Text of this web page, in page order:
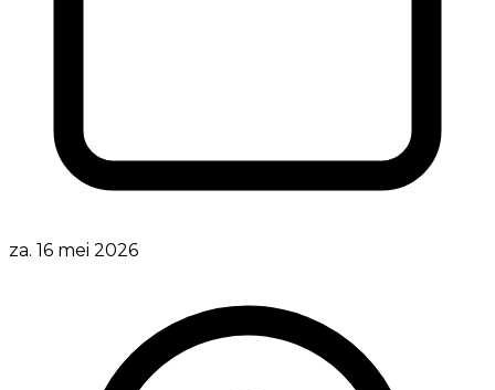
za. 16 mei 2026